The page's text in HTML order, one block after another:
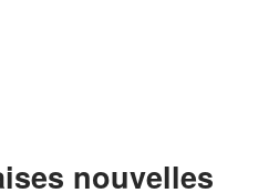
nouvelles